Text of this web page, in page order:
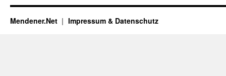
Mendener.Net Impressum & Datenschutz